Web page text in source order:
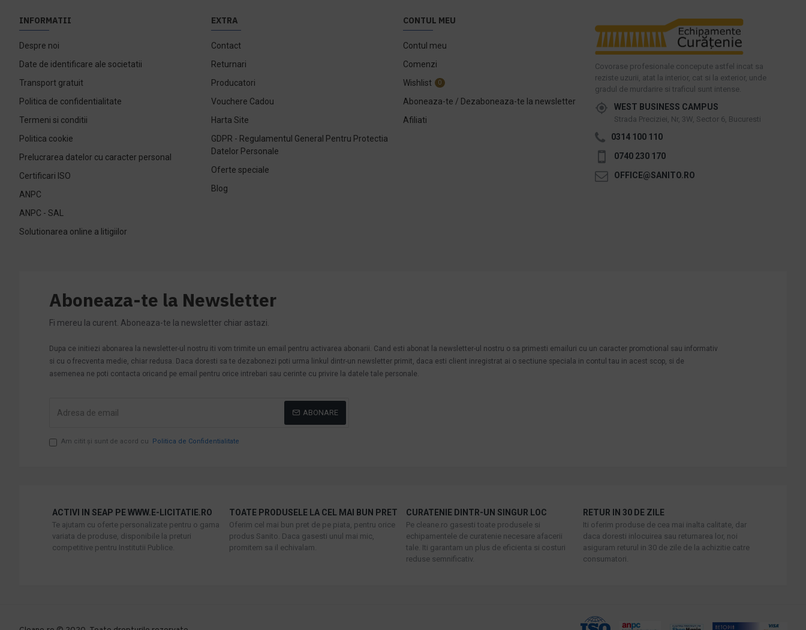
INFORMATII
Despre noi
Date de identificare ale societatii
Transport gratuit
Politica de confidentialitate
Termeni si conditii
Politica cookie
Prelucrarea datelor cu caracter personal
Certificari ISO
ANPC
ANPC - SAL
Solutionarea online a litigiilor
EXTRA
Contact
Returnari
Producatori
Vouchere Cadou
Harta Site
GDPR - Regulamentul General Pentru Protectia
Datelor Personale
Oferte speciale
Blog
CONTUL MEU
Contul meu
Comenzi
Wishlist
0
Aboneaza-te / Dezaboneaza-te la newsletter
Afiliati
Covorase profesionale concepute astfel incat sa
reziste uzurii, atat la interior, cat si la exterior, unde
gradul de murdarire si traficul sunt intense.
WEST BUSINESS CAMPUS
Strada Preciziei, Nr, 3W, Sector 6, Bucuresti
0314 100 110
0740 230 170
OFFICE@SANITO.RO
Aboneaza-te la Newsletter
Fi mereu la curent. Aboneaza-te la newsletter chiar astazi.
Dupa ce initiezi abonarea la newsletter-ul nostru iti vom trimite un email pentru activarea abonarii. Cand esti abonat la newsletter-ul nostru o sa primesti emailuri cu un caracter promotional sau informativ
si cu o frecventa medie, chiar redusa. Daca doresti sa te dezabonezi poti urma linkul dintr-un newsletter primit, daca esti client inregistrat ai o sectiune speciala in contul tau in acest scop, si de
asemenea ne poti contacta oricand pe email pentru orice intrebari sau cerinte cu privire la datele tale personale.
ABONARE
Am citit şi sunt de acord cu Politica de Confidentialitate
ACTIVI IN SEAP PE WWW.E-LICITATIE.RO
Te ajutam cu oferte personalizate pentru o gama
variata de produse, disponibile la preturi
competitive pentru Institutii Publice.
TOATE PRODUSELE LA CEL MAI BUN PRET
Oferim cel mai bun pret de pe piata, pentru orice
produs Sanito. Daca gasesti unul mai mic,
promitem sa il echivalam.
CURATENIE DINTR-UN SINGUR LOC
Pe cleane.ro gasesti toate produsele si
echipamentele de curatenie necesare afacerii
tale. Iti garantam un plus de eficienta si costuri
reduse semnificativ.
RETUR IN 30 DE ZILE
Iti oferim produse de cea mai inalta calitate, dar
daca doresti inlocuirea sau returnarea lor, noi
asiguram returul in 30 de zile de la achizitie catre
consumatori.